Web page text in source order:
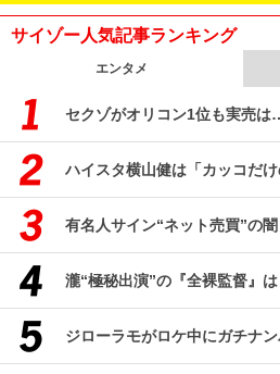
サイゾー人気記事ランキング
エンタメ
セクゾがオリコン1位も実売
ハイスタ横山健は「カッコだけ
有名人サイン“ネット売買”の闇
瀧“極秘出演”の『全裸監督』
ジローラモがロケ中にガチナ